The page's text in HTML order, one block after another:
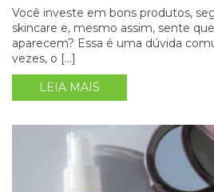
Você investe em bons produtos,
skincare e, mesmo assim, sente
aparecem? Essa é uma dúvida
vezes, o […]
LEIA MAIS